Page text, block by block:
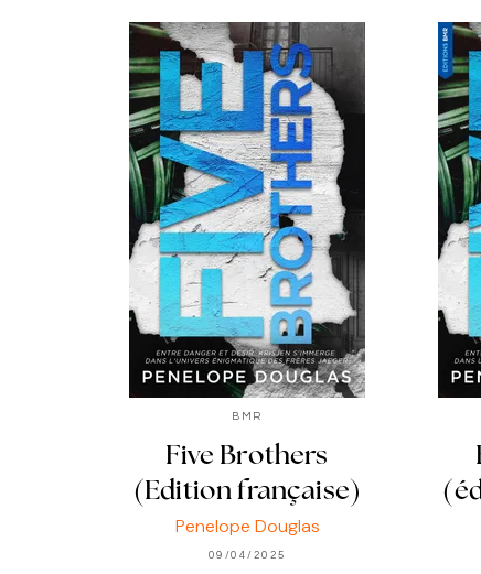
BMR
Five Brothers
(Edition française)
Penelope Douglas
09/04/2025